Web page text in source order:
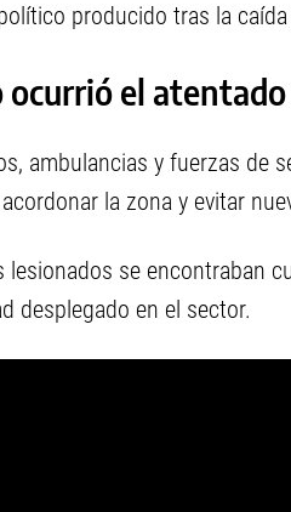
producido tras la
ocurrió el
ambulancias y fuerzas de
la zona y evitar
lesionados se encontraban
desplegado en el sector.